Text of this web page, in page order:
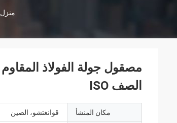
منزل
الصف ISO
مكان المنشأ قوانغتشو، الصين